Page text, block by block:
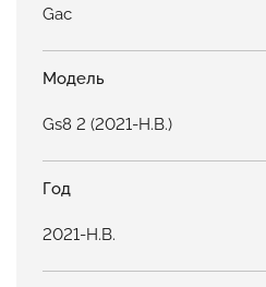
Gac
Модель
Gs8 2 (2021-Н.В.)
Год
2021-Н.В.